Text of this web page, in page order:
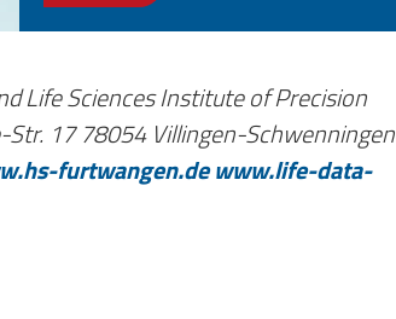
Life Sciences Institute of Precision
Str. 1778054 Villingen-Schwenningen
furtwangen.de www.life-data-